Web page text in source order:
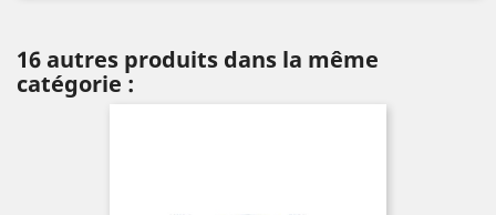
16 autres produits dans la même
catégorie :